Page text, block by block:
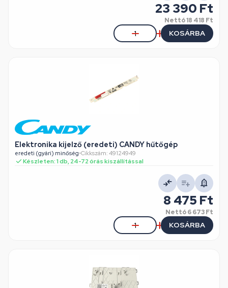
23 390 Ft
Nettó18 418 Ft
KOSÁRBA
Elektronika kijelző (eredeti) CANDY hűtőgép
eredeti (gyári) minőség•Cikkszám: 49124949
Készleten: 1 db, 24-72 órás kiszállítással
8 475 Ft
Nettó6 673 Ft
KOSÁRBA